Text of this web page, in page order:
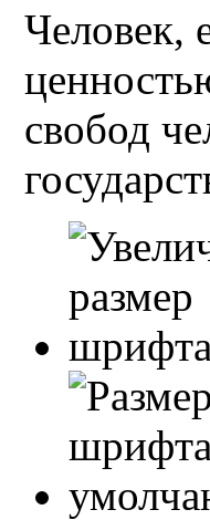
Человек,
свобод